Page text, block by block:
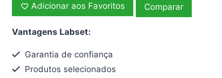
digital
para
medição
%
de
Adicionar aos Favoritos Comparar
Vantagens Labset:
Garantia de confiança
Produtos selecionados